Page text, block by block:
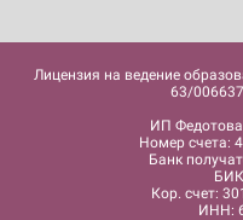
Лицензия на ведение
63/
ИП
Номер счета:
Банк
Кор. счет:
ИНН: